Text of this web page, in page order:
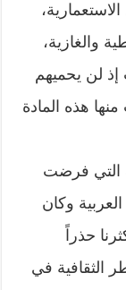
والغازية،
إذ لن يحميهم
هذه المادة
التي فرضت
وكان
حذراً
الثقافية في